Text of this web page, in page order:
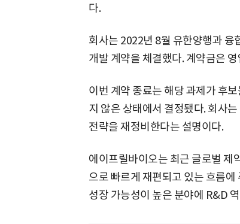
다.
회사는 2022년 8월 유한양행과 융
개발 계약을 체결했다. 계약금은
이번 계약 종료는 해당 과제가 후
지 않은 상태에서 결정됐다. 회사
전략을 재정비한다는 설명이다.
에이프릴바이오는 최근 글로벌 제
으로 빠르게 재편되고 있는 흐름
성장 가능성이 높은 분야에 R&D